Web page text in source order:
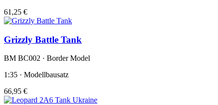
61,25 €
Grizzly Battle Tank
BM BC002 · Border Model
1:35 · Modellbausatz
66,95 €